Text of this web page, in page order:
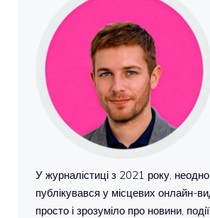
У журналістиці з 2021 року,
публікувався у місцевих онлайн-
просто і зрозуміло про новини,